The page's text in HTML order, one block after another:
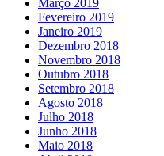
Fevereiro 2019
Janeiro 2019
Dezembro 2018
Novembro 2018
Outubro 2018
Setembro 2018
Agosto 2018
Julho 2018
Junho 2018
Maio 2018